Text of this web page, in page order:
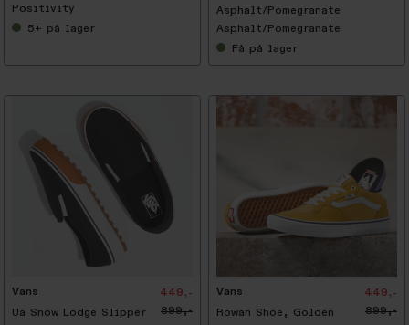
Positivity
5+ på lager
Asphalt/Pomegranate
Asphalt/Pomegranate
Få på lager
Vans
Ua Snow Lodge Slipper
449,-
899,-
Vans
Rowan Shoe, Golden
449,-
899,-